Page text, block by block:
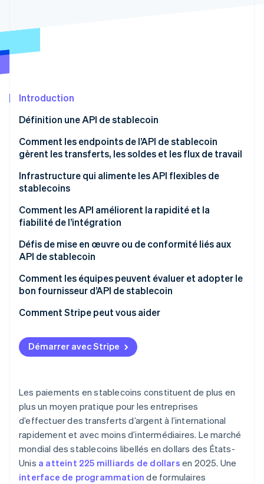
Radar
Atlas
Élimination du carbone
Vérification de l'identité
Stripe Sessions 2026
Regarder la vidéo
Introduction
Définition une API de stablecoin
Comment les endpoints de l’API de stablecoin
gèrent les transferts, les soldes et les flux de travail
Transferts
Workflows
Infrastructure qui alimente les API flexibles de
stablecoins
Connectivité blockchain
Conservation et gestion des clés
Grand livre hors chaîne
Cloud et acheminement mondial
Infrastructure de conformité
Comment les API améliorent la rapidité et la
fiabilité de l’intégration
Défis de mise en œuvre ou de conformité liés aux
API de stablecoin
Comment les équipes peuvent évaluer et adopter le
bon fournisseur d’API de stablecoin
Comment Stripe peut vous aider
Démarrer avec Stripe
Les paiements en stablecoins constituent de plus en
plus un moyen pratique pour les entreprises
d’effectuer des transferts d’argent à l’international
rapidement et avec moins d’intermédiaires. Le marché
mondial des stablecoins libellés en dollars des États-
Unis a atteint 225 milliards de dollars en 2025. Une
interface de programmation de formulaires